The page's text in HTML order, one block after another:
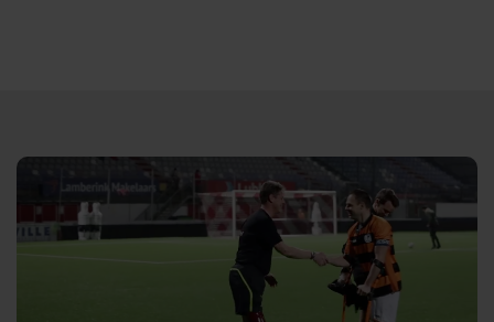
Direct door naar content